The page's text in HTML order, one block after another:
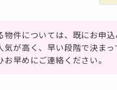
物件については、既にお申
気が高く、早い段階で決ま
早めにご連絡ください。